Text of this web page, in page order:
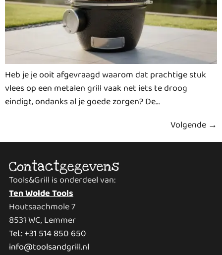
Heb je je ooit afgevraagd waarom dat prachtige stuk
vlees op een metalen grill vaak net iets te droog
eindigt, ondanks al je goede zorgen? De…
Volgende →
Contactgegevens
Tools&Grill is onderdeel van:
Ten Wolde Tools
Houtsaachmole 7
8531 WC, Lemmer
Tel.: +31 514 850 650
info@toolsandgrill.nl